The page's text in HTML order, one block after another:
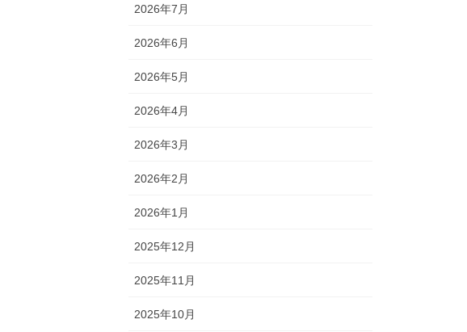
2026年7月
2026年6月
2026年5月
2026年4月
2026年3月
2026年2月
2026年1月
2025年12月
2025年11月
2025年10月